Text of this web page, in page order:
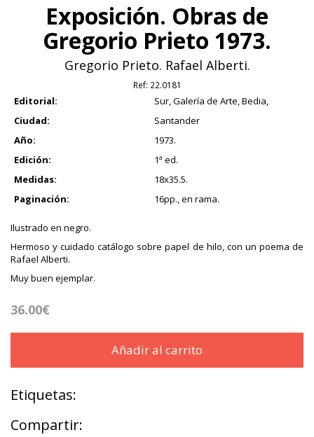
Exposición. Obras de
Gregorio Prieto 1973.
Gregorio Prieto. Rafael Alberti.
Ref: 22.0181
Editorial:
Sur, Galería de Arte, Bedia,
Ciudad:
Santander
Año:
1973.
Edición:
1ª ed.
Medidas:
18x35.5.
Paginación:
16pp., en rama.
Ilustrado en negro.
Hermoso y cuidado catálogo sobre papel de hilo, con un poema de
Rafael Alberti.
Muy buen ejemplar.
36.00€
Añadir al carrito
Etiquetas:
Compartir: